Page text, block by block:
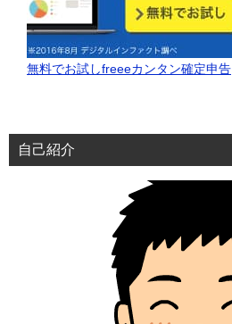
無料でお試しfreeeカンタン確定申告
自己紹介